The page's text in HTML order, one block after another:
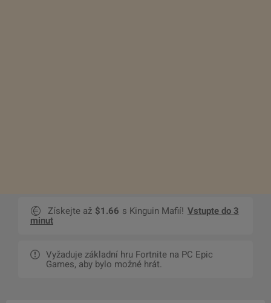
Získejte až $1.66 s Kinguin Mafií! Vstupte do 3
minut
Vyžaduje základní hru Fortnite na PC Epic
Games, aby bylo možné hrát.